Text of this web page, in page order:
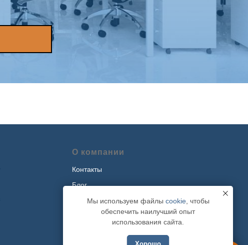
Мы используем файлы cookie, чтобы
обеспечить наилучший опыт
использования сайта.
О компании
Контакты
Блог
Наши проекты
Политика обработки персональных